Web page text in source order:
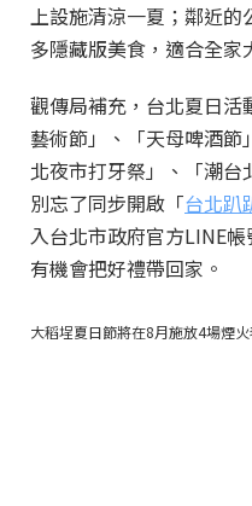
上設施清涼一夏；鄰近的
多隱藏版美食，適合全家
觀傳局補充，台北夏日
藝術節」、「天母啤酒節
北夜市打牙祭」、「潮台
別忘了同步開啟「台北趴
入台北市政府官方LINE
有機會把好禮帶回家。
大稻埕夏日節將在8月施放4場煙